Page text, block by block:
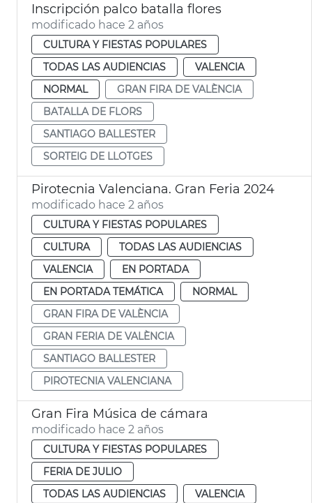
Inscripción palco batalla flores
modificado hace 2 años
CULTURA Y FIESTAS POPULARES
TODAS LAS AUDIENCIAS
VALENCIA
NORMAL
GRAN FIRA DE VALÈNCIA
BATALLA DE FLORS
SANTIAGO BALLESTER
SORTEIG DE LLOTGES
Pirotecnia Valenciana. Gran Feria 2024
modificado hace 2 años
CULTURA Y FIESTAS POPULARES
CULTURA
TODAS LAS AUDIENCIAS
VALENCIA
EN PORTADA
EN PORTADA TEMÁTICA
NORMAL
GRAN FIRA DE VALÈNCIA
GRAN FERIA DE VALÈNCIA
SANTIAGO BALLESTER
PIROTECNIA VALENCIANA
Gran Fira Música de cámara
modificado hace 2 años
CULTURA Y FIESTAS POPULARES
FERIA DE JULIO
TODAS LAS AUDIENCIAS
VALENCIA